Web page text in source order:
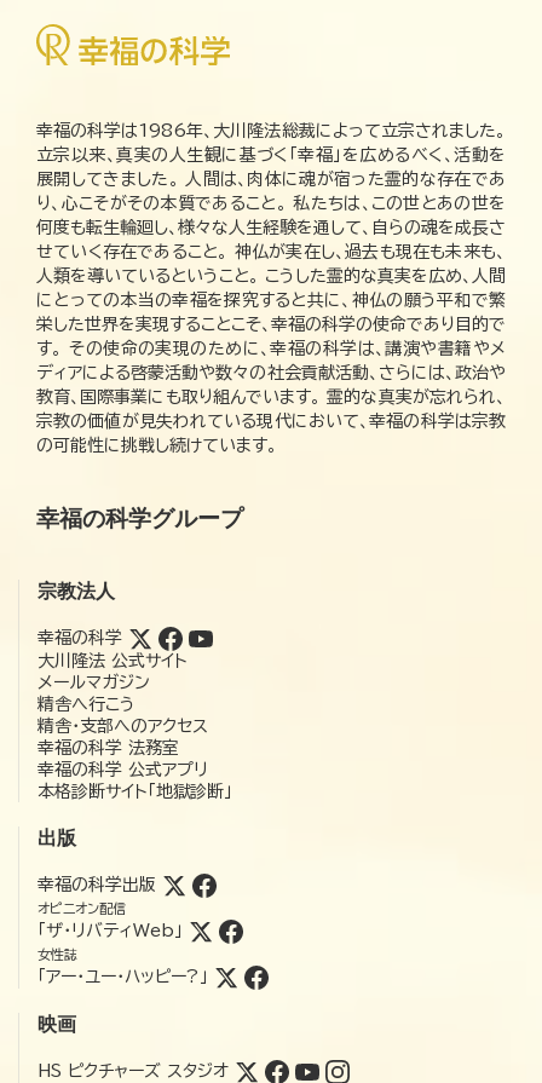
幸福の科学は1986年、大川隆法総裁によって立宗されました。
立宗以来、真実の人生観に基づく「幸福」を広めるべく、活動を
展開してきました。 人間は、肉体に魂が宿った霊的な存在であ
り、心こそがその本質であること。 私たちは、この世とあの世を
何度も転生輪廻し、様々な人生経験を通して、自らの魂を成長さ
せていく存在であること。 神仏が実在し、過去も現在も未来も、
人類を導いているということ。 こうした霊的な真実を広め、人間
にとっての本当の幸福を探究すると共に、神仏の願う平和で繁
栄した世界を実現することこそ、幸福の科学の使命であり目的で
す。 その使命の実現のために、幸福の科学は、講演や書籍やメ
ディアによる啓蒙活動や数々の社会貢献活動、さらには、政治や
教育、国際事業にも取り組んでいます。 霊的な真実が忘れられ、
宗教の価値が見失われている現代において、幸福の科学は宗教
の可能性に挑戦し続けています。
幸福の科学グループ
宗教法人
幸福の科学
大川隆法 公式サイト
メールマガジン
精舎へ行こう
精舎・支部へのアクセス
幸福の科学 法務室
幸福の科学 公式アプリ
本格診断サイト「地獄診断」
出版
幸福の科学出版
オピニオン配信
「ザ・リバティWeb」
女性誌
「アー・ユー・ハッピー?」
映画
HS ピクチャーズ スタジオ